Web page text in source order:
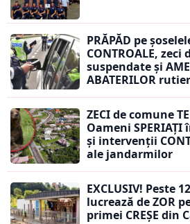
PRĂPĂD pe
CONTROALE, zeci
suspendate și
ABATERILOR
ZECI de comune
Oameni
și intervenții
ale jandarmilor
EXCLUSIV! Peste
lucrează de ZOR
primei CREȘE din